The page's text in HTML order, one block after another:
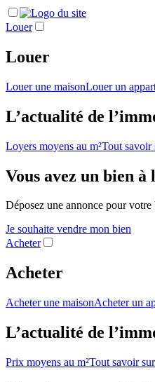
Louer
Louer
Louer une maisonLouer un
L’actualité de
Loyers moyens au m²Tout
Vous avez un bien à
Déposez une annonce pour votre
Je souhaite vendre mon bien
Acheter
Acheter
Acheter une maisonAcheter un
L’actualité de
Prix moyens au m²Tout savoir